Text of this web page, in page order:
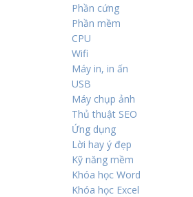
Phần cứng
Phần mềm
CPU
Wifi
Máy in, in ấn
USB
Máy chụp ảnh
Thủ thuật SEO
Ứng dụng
Lời hay ý đẹp
Kỹ năng mềm
Khóa học Word
Khóa học Excel